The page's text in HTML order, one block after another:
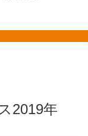
2019年